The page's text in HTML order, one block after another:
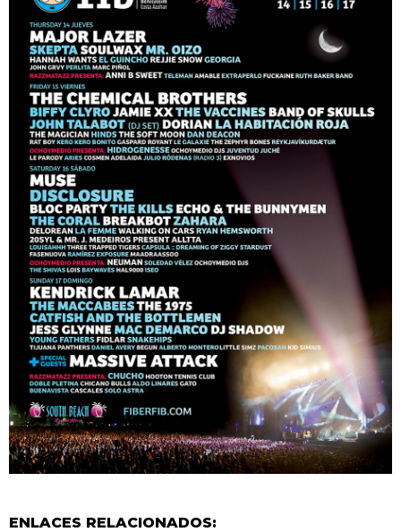
ENLACES RELACIONADOS: